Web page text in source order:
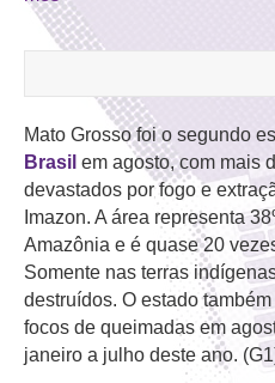
Mato Grosso foi o segundo
Brasil em agosto, com mais
devastados por fogo e
Imazon. A área representa
Amazônia e é quase 20
Somente nas terras
destruídos. O estado
focos de queimadas em
janeiro a julho deste ano.